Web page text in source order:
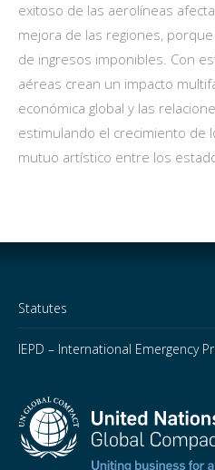
exitoso de las aerolíneas
mejora de las regiones,
de ingresos imponibles. Con
aéreas crean un impacto
económica global y las
estimulando el crecimiento de
mutuo artístico entre los
Statutes
IEPD – International Emergency